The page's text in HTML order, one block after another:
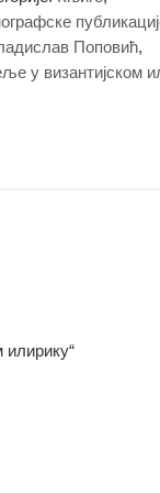
Поповић,
у византијском
илирику“